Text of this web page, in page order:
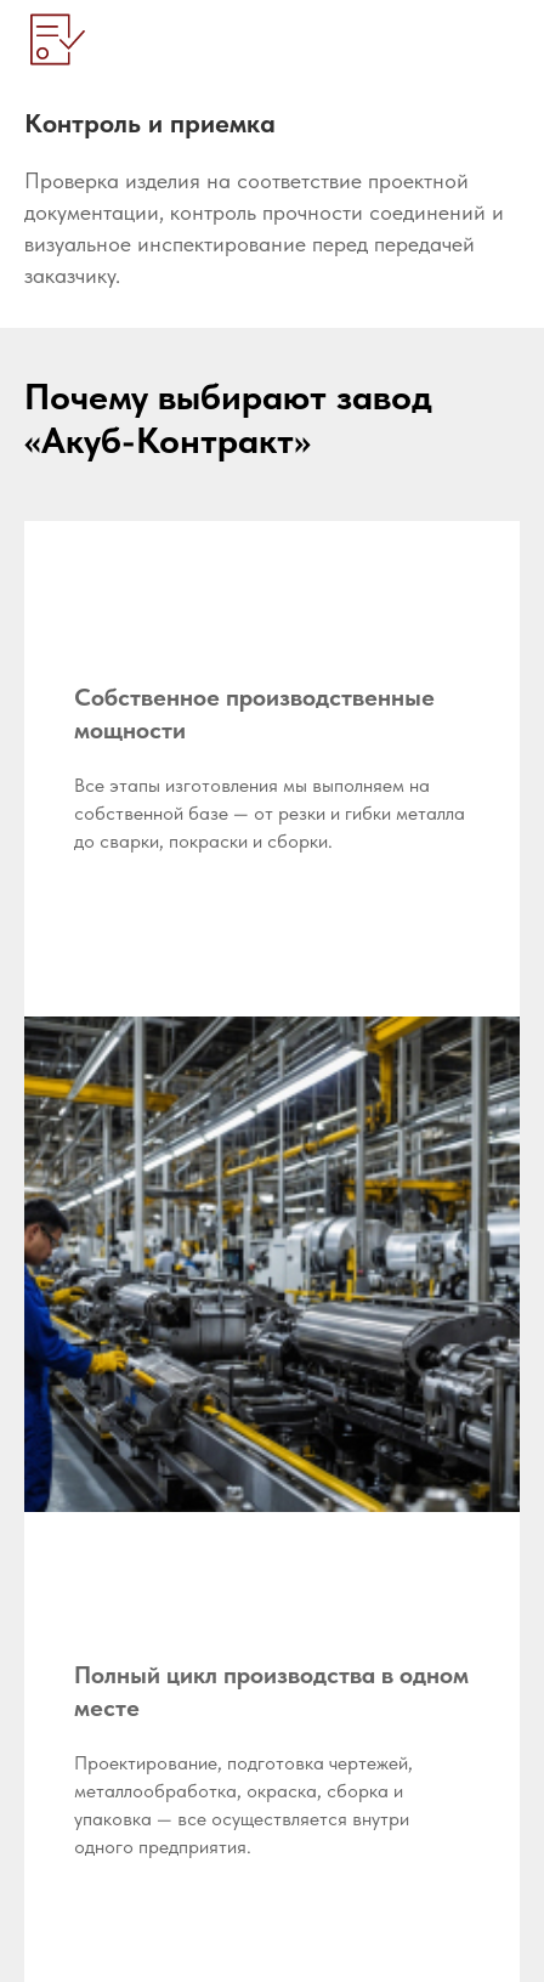
Контроль и приемка
Проверка изделия на соответствие проектной
документации, контроль прочности соединений и
визуальное инспектирование перед передачей
заказчику.
Почему выбирают завод
«Акуб-Контракт»
Собственное производственные
мощности
Все этапы изготовления мы выполняем на
собственной базе — от резки и гибки металла
до сварки, покраски и сборки.
Полный цикл производства в одном
месте
Проектирование, подготовка чертежей,
металлообработка, окраска, сборка и
упаковка — все осуществляется внутри
одного предприятия.